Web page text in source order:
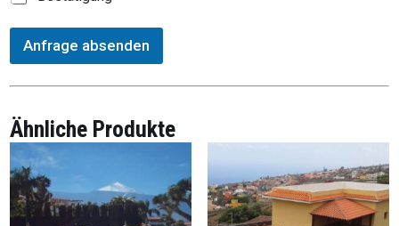
Anfrage absenden
Ähnliche Produkte